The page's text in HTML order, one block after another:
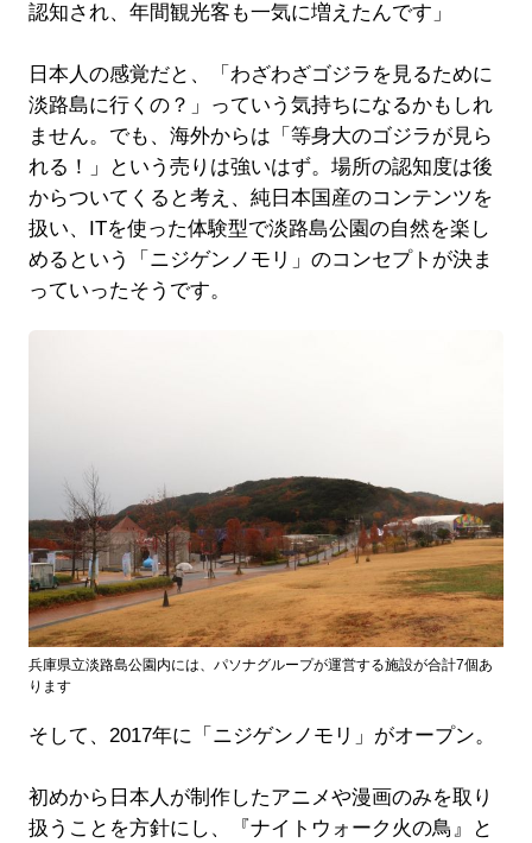
認知され、年間観光客も一気に増えたんです」
日本人の感覚だと、「わざわざゴジラを見るために
淡路島に行くの？」っていう気持ちになるかもしれ
ません。でも、海外からは「等身大のゴジラが見ら
れる！」という売りは強いはず。場所の認知度は後
からついてくると考え、純日本国産のコンテンツを
扱い、ITを使った体験型で淡路島公園の自然を楽し
めるという「ニジゲンノモリ」のコンセプトが決ま
っていったそうです。
兵庫県立淡路島公園内には、パソナグループが運営する施設が合計7個あ
ります
そして、2017年に「ニジゲンノモリ」がオープン。
初めから日本人が制作したアニメや漫画のみを取り
扱うことを方針にし、『ナイトウォーク火の鳥』と